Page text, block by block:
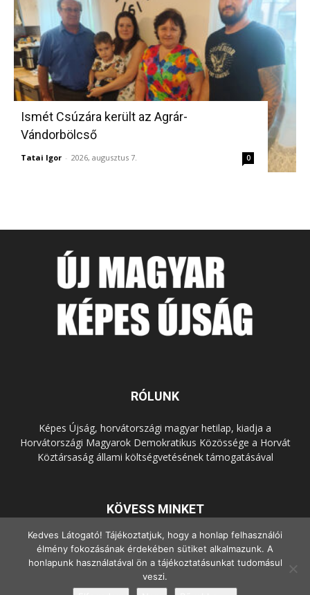
Ismét Csúzára került az Agrár-
Vándorbölcső
Tatai Igor - 2026, augusztus 7. 0
RÓLUNK
Képes Újság, horvátországi magyar hetilap, kiadja a
Horvátországi Magyarok Demokratikus Közössége a Horvát
Köztársaság állami költségvetésének támogatásával
KÖVESS MINKET
Kedves Látogató! Tájékoztatjuk, hogy a honlap felhasználói
élmény fokozásának érdekében sütiket alkalmazunk. A
honlapunk használatával ön a tájékoztatásunkat tudomásul
veszi.